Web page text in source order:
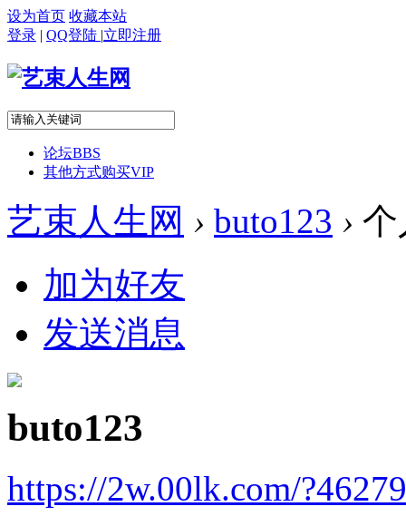
设为首页 收藏本站
登录 | QQ登陆 |立即注册
论坛BBS
其他方式购买VIP
艺束人生网 › buto123 › 个
加为好友
发送消息
buto123
https://2w.00lk.com/?46279